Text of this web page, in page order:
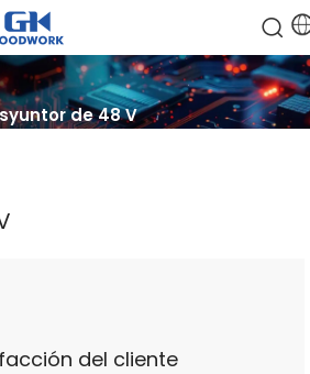
de 48 V
del cliente